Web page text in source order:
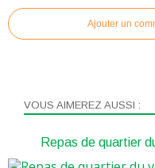
Ajouter un
VOUS AIMEREZ AUSSI :
Repas de quartier